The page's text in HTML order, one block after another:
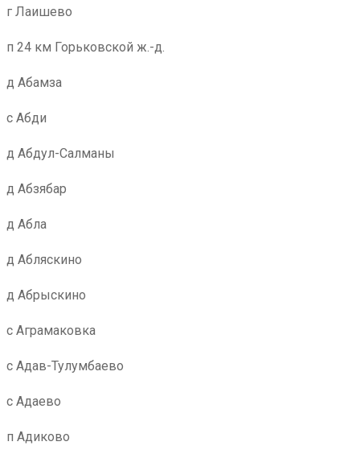
г Лаишево
п 24 км Горьковской ж.-д.
д Абамза
с Абди
д Абдул-Салманы
д Абзябар
д Абла
д Абляскино
д Абрыскино
с Аграмаковка
с Адав-Тулумбаево
с Адаево
п Адиково